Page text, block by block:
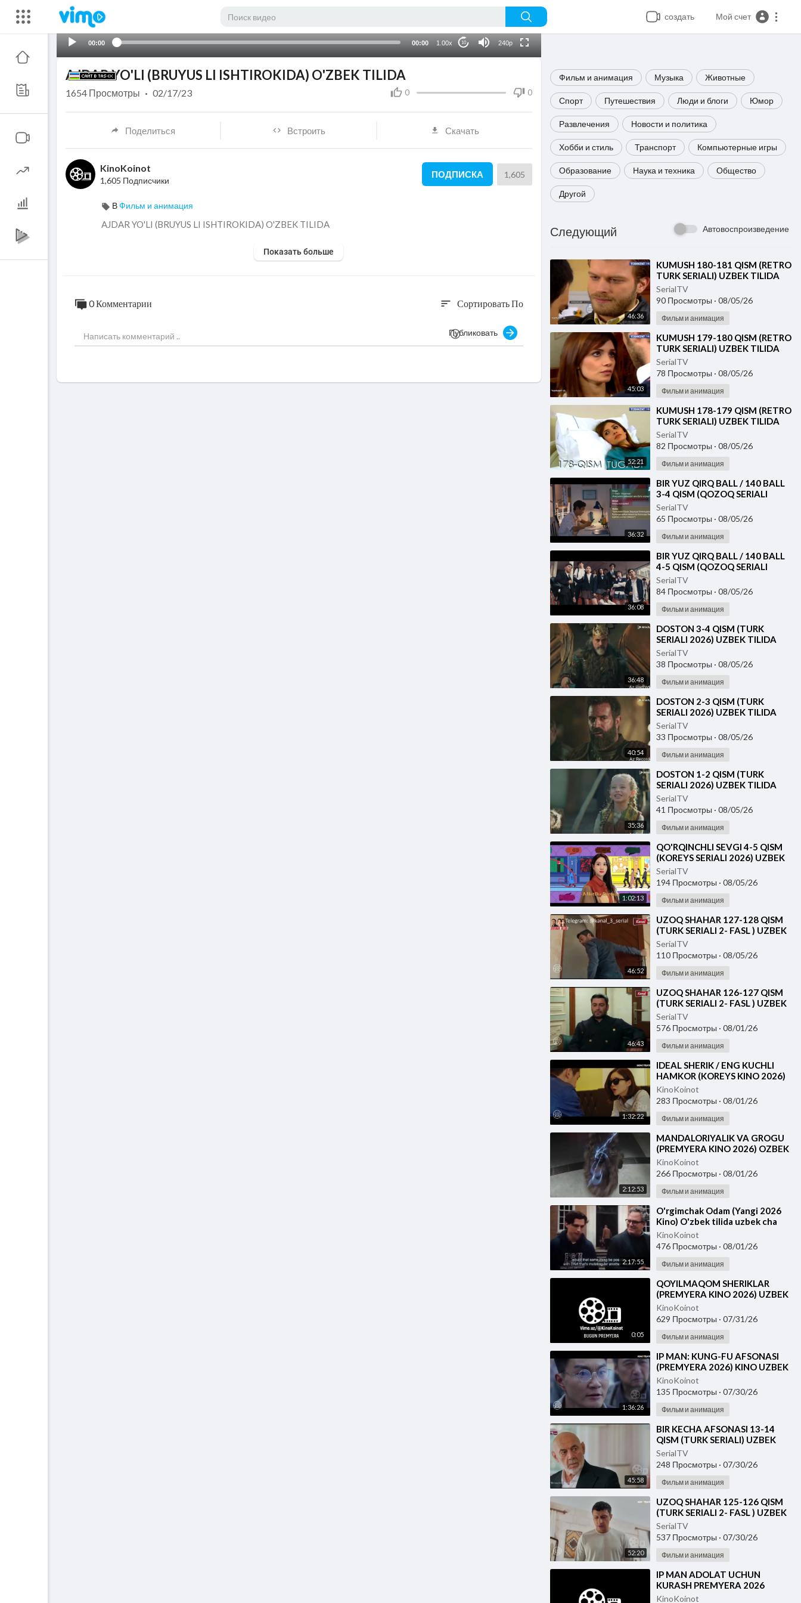
создать Мой счет
00:00 00:00 1.00x 10 240p
Фильм и анимация Музыка Животные
Спорт Путешествия Люди и блоги Юмор
Развлечения Новости и политика
Хобби и стиль Транспорт Компьютерные игры
Образование Наука и техника Общество
Другой
Следующий Автовоспроизведение
46:36
⁣KUMUSH 180-181 QISM (RETRO
TURK SERIALI) UZBEK TILIDA
SerialTV
90 Просмотры · 08/05/26
Фильм и анимация
45:03
⁣KUMUSH 179-180 QISM (RETRO
TURK SERIALI) UZBEK TILIDA
SerialTV
78 Просмотры · 08/05/26
Фильм и анимация
52:21
⁣KUMUSH 178-179 QISM (RETRO
TURK SERIALI) UZBEK TILIDA
SerialTV
82 Просмотры · 08/05/26
Фильм и анимация
36:32
⁣⁣BIR YUZ QIRQ BALL / 140 BALL
3-4 QISM (QOZOQ SERIALI
2026) UZBEK TILIDA
SerialTV
65 Просмотры · 08/05/26
Фильм и анимация
36:08
⁣⁣BIR YUZ QIRQ BALL / 140 BALL
4-5 QISM (QOZOQ SERIALI
2026) UZBEK TILIDA
SerialTV
84 Просмотры · 08/05/26
Фильм и анимация
36:48
⁣DOSTON 3-4 QISM (TURK
SERIALI 2026) UZBEK TILIDA
SerialTV
38 Просмотры · 08/05/26
Фильм и анимация
40:54
⁣DOSTON 2-3 QISM (TURK
SERIALI 2026) UZBEK TILIDA
SerialTV
33 Просмотры · 08/05/26
Фильм и анимация
35:36
⁣DOSTON 1-2 QISM (TURK
SERIALI 2026) UZBEK TILIDA
SerialTV
41 Просмотры · 08/05/26
Фильм и анимация
1:02:13
⁣⁣QO'RQINCHLI SEVGI 4-5 QISM
(KOREYS SERIALI 2026) UZBEK
TILIDA
SerialTV
194 Просмотры · 08/05/26
Фильм и анимация
46:52
⁣UZOQ SHAHAR 127-128 QISM
(TURK SERIALI 2- FASL ) UZBEK
TILIDA
SerialTV
110 Просмотры · 08/05/26
Фильм и анимация
46:43
⁣UZOQ SHAHAR 126-127 QISM
(TURK SERIALI 2- FASL ) UZBEK
TILIDA
SerialTV
576 Просмотры · 08/01/26
Фильм и анимация
1:32:22
⁣IDEAL SHERIK / ENG KUCHLI
HAMKOR (KOREYS KINO 2026)
UZBEK TILIDA
KinoKoinot
283 Просмотры · 08/01/26
Фильм и анимация
2:12:53
⁣MANDALORIYALIK VA GROGU
(PREMYERA KINO 2026) OZBEK
TILIDA
KinoKoinot
266 Просмотры · 08/01/26
Фильм и анимация
2:17:55
⁣O'rgimchak Odam (Yangi 2026
Kino) O'zbek tilida uzbek cha
KinoKoinot
476 Просмотры · 08/01/26
Фильм и анимация
0:05
⁣QOYILMAQOM SHERIKLAR
(PREMYERA KINO 2026) UZBEK
TILIDA
KinoKoinot
629 Просмотры · 07/31/26
Фильм и анимация
1:36:26
⁣IP MAN: KUNG-FU AFSONASI
(PREMYERA 2026) KINO UZBEK
TILIDA - SKACHAT
KinoKoinot
135 Просмотры · 07/30/26
Фильм и анимация
45:58
⁣BIR KECHA AFSONASI 13-14
QISM (TURK SERIALI) UZBEK
TILIDA
SerialTV
248 Просмотры · 07/30/26
Фильм и анимация
52:20
⁣UZOQ SHAHAR 125-126 QISM
(TURK SERIALI 2- FASL ) UZBEK
TILIDA
SerialTV
537 Просмотры · 07/30/26
Фильм и анимация
⁣IP MAN ADOLAT UCHUN
KURASH PREMYERA 2026
UZBEK TILIDA
KinoKoinot
AJDAR YO'LI (BRUYUS LI ISHTIROKIDA) O'ZBEK TILIDA
0 0
1654 Просмотры · 02/17/23
Поделиться Встроить Скачать
KinoKoinot
1,605 Подписчики
ПОДПИСКА 1,605
ВФильм и анимация
⁣AJDAR YO'LI (BRUYUS LI ISHTIROKIDA) O'ZBEK TILIDA
Показать больше
0 Комментарии sort Сортировать По
Публиковать